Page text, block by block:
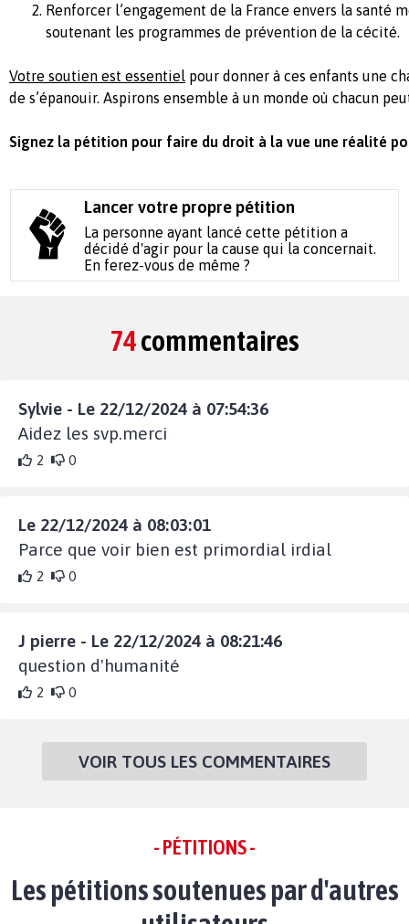
Renforcer l’engagement de la France envers la santé
soutenant les programmes de prévention de la cécité.
Votre soutien est essentiel pour donner à ces enfants une
de s’épanouir. Aspirons ensemble à un monde où chacun
Signez la pétition pour faire du droit à la vue une réalité
Lancer votre propre pétition
La personne ayant lancé cette pétition a
décidé d'agir pour la cause qui la concernait.
En ferez-vous de même ?
74commentaires
Sylvie - Le 22/12/2024 à 07:54:36
Aidez les svp.merci
2 0
Le 22/12/2024 à 08:03:01
Parce que voir bien est primordial irdial
2 0
J pierre - Le 22/12/2024 à 08:21:46
question d'humanité
2 0
VOIR TOUS LES COMMENTAIRES
- PÉTITIONS -
Les pétitions soutenues par d'autres